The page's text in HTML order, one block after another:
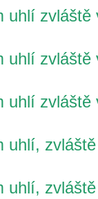
uhlí zvláště
uhlí zvláště
uhlí zvláště
uhlí,
uhlí,